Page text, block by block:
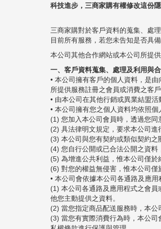
科技進步，三商家購有權修改這份
三商家購對於客戶資料的蒐集、處
目前所有服務，若您未告知是否具
本公司其他合作網站或本公司所提
一、客戶資料蒐集、處理及利用與
• 本公司擁有客戶的個人資料，是
所提供服務註冊之會員或消費之客戶
• 由本公司在其他行銷或異業結盟
• 本公司擁有您之個人資料均依照
(1) 您加入本公司會員時，透過您同
(2) 具法律明文規定，要求本公司進
(3) 本公司與您有契約或類似契約之
(4) 您自行公開或已合法公開之資料
(5) 為增進公共利益，惟本公司僅於
(6) 對您的權益無侵害，惟本公司僅
• 本公司會依據本公司各通路及應
(1) 本公司各通路及應用程式之會
他您主動提供之資料。
(2) 當您指定商品配送服務時，本公
(3) 當您有實際消費行為時，本公